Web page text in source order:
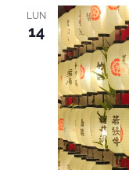
LUN
14